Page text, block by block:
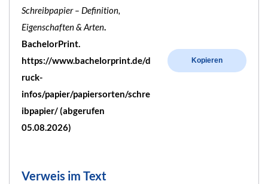
Schreibpapier – Definition,
Eigenschaften & Arten.
BachelorPrint.
https://www.bachelorprint.de/d
ruck-
infos/papier/papiersorten/schre
ibpapier/ (abgerufen
05.08.2026)
Kopieren
Verweis im Text